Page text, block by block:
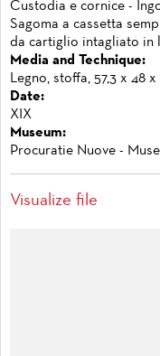
Custodia e cornice -
Sagoma a cassetta
da cartiglio intagliato in
Media and Technique:
Legno, stoffa, 57,3 x 48 x
Date:
XIX
Museum:
Procuratie Nuove -
Visualize file